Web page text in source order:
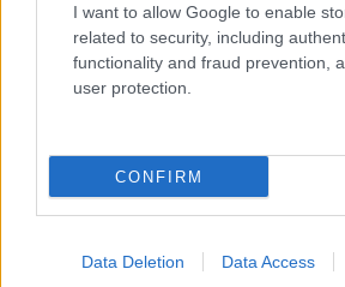
I want to allow Google to enable
related to security, including
functionality and fraud prevention,
user protection.
CONFIRM
Data Deletion Data Access
Διάβασε όλα τατελευταία νέα
εβδομάδας μέσα από το υπερπλήρες
Gazzetta. Ακολούθησέ μας και στο